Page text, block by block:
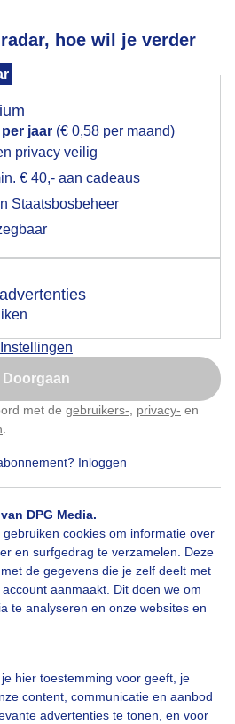
hoe wil je verder
per jaar (€ 0,58 per maand)
privacy veilig
€ 40,- aan cadeaus
Staatsbosbeheer
Instellingen
Doorgaan
met de gebruikers- privacy- en
Inloggen
DPG Media.
cookies om informatie over
en surfgedrag te verzamelen. Deze
de gegevens die je zelf deelt met
aanmaakt. Dit doen we om
te analyseren en onze websites en
hier toestemming voor geeft, je
content, communicatie en aanbod
advertenties te tonen, en voor
15-09-2025, 28x bekeken
gebruiken voor het
akkoord op hebt gegeven,
pop-up uit je browser waarin
toon de popup
misschien later
dit aan te passen